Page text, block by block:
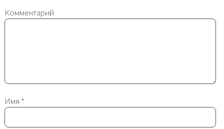
Комментарий
Имя *